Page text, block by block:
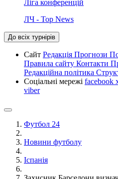
Ліга конференцій
ЛЧ - Top News
До всіх турнірів
Сайт Редакція Прогнози
Правила сайту Контакти
Редакційна політика
Соціальні мережі facebook
viber
Футбол 24
Новини футболу
Іспанія